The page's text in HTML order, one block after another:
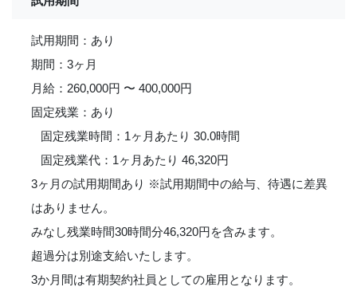
試用期間：あり
期間：3ヶ月
月給：260,000円 〜 400,000円
固定残業：あり
固定残業時間：1ヶ月あたり 30.0時間
固定残業代：1ヶ月あたり 46,320円
3ヶ月の試用期間あり ※試用期間中の給与、待遇に差異
はありません。
みなし残業時間30時間分46,320円を含みます。
超過分は別途支給いたします。
3か月間は有期契約社員としての雇用となります。